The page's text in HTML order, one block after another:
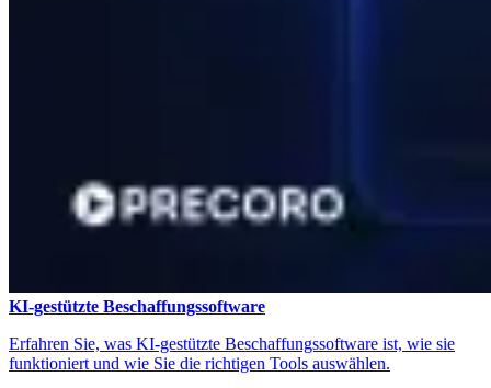
KI-gestützte Beschaffungssoftware
Erfahren Sie, was KI-gestützte Beschaffungssoftware ist, wie sie
funktioniert und wie Sie die richtigen Tools auswählen.